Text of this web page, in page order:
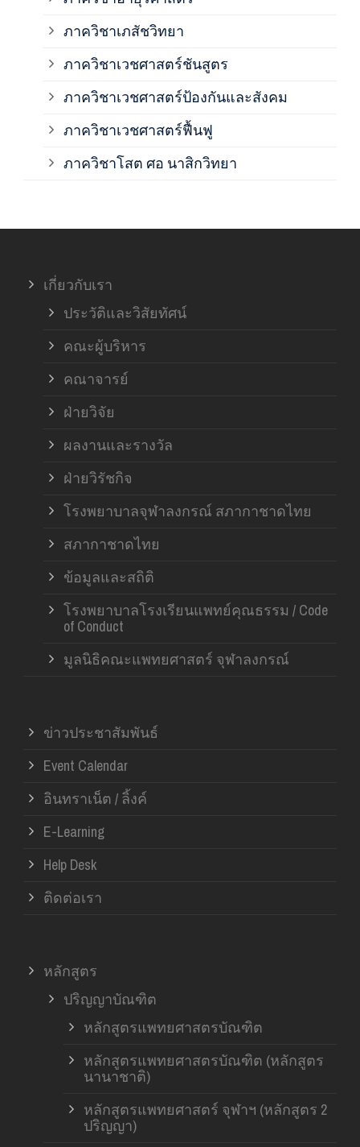
ภาควิชาเภสัชวิทยา
ภาควิชาเวชศาสตร์ชันสูตร
ภาควิชาเวชศาสตร์ป้องกันและสังคม
ภาควิชาเวชศาสตร์ฟื้นฟู
ภาควิชาโสต ศอ นาสิกวิทยา
เกี่ยวกับเรา
ประวัติและวิสัยทัศน์
คณะผู้บริหาร
คณาจารย์
ฝ่ายวิจัย
ผลงานและรางวัล
ฝ่ายวิรัชกิจ
โรงพยาบาลจุฬาลงกรณ์ สภากาชาดไทย
สภากาชาดไทย
ข้อมูลและสถิติ
โรงพยาบาลโรงเรียนแพทย์คุณธรรม / Code
of Conduct
มูลนิธิคณะแพทยศาสตร์ จุฬาลงกรณ์
ข่าวประชาสัมพันธ์
Event Calendar
อินทราเน็ต / ลิ้งค์
E-Learning
Help Desk
ติดต่อเรา
หลักสูตร
ปริญญาบัณฑิต
หลักสูตรแพทยศาสตรบัณฑิต
หลักสูตรแพทยศาสตรบัณฑิต (หลักสูตร
นานาชาติ)
หลักสูตรแพทยศาสตร์ จุฬาฯ (หลักสูตร 2
ปริญญา)